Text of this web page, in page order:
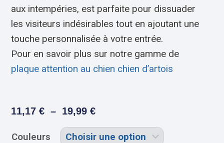
aux intempéries, est parfaite pour dissuader
les visiteurs indésirables tout en ajoutant une
touche personnalisée à votre entrée.
Pour en savoir plus sur notre gamme de
plaque attention au chien chien d’artois
11,17€ – 19,99€
Couleurs